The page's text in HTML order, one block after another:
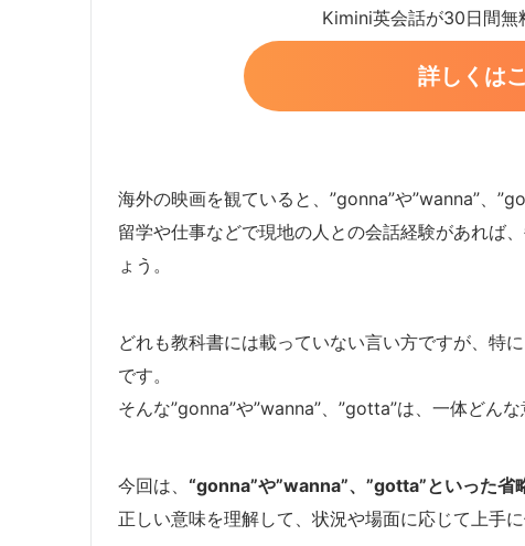
Kimini英会話が30日間無
詳しくは
海外の映画を観ていると、”gonna”や”wanna”、
留学や仕事などで現地の人との会話経験があれば
ょう。
どれも教科書には載っていない言い方ですが、特
です。
そんな”gonna”や”wanna”、”gotta”は、一体どん
今回は、 “gonna”や”wanna”、”gotta”といった省
正しい意味を理解して、状況や場面に応じて上手